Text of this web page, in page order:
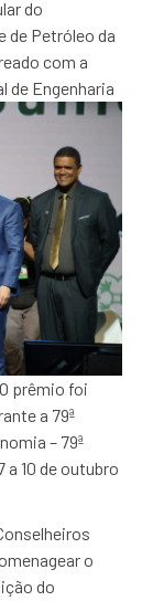
do
de Petróleo da
com a
de Engenharia
prêmio foi
a 79ª
– 79ª
a 10 de outubro
o
do